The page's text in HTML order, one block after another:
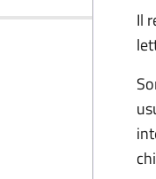
di degenza
Reparto di degenza
pagina Reparto di
di degenza
Il